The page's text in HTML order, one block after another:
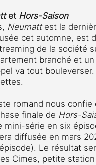
et Hors-Saison
Neumatt est la
cet automne, est
de la société
branché et
va tout
romand nous
finale de Hors-
mini-série en six
diffusée en mars
Le résultat
Cimes, petite